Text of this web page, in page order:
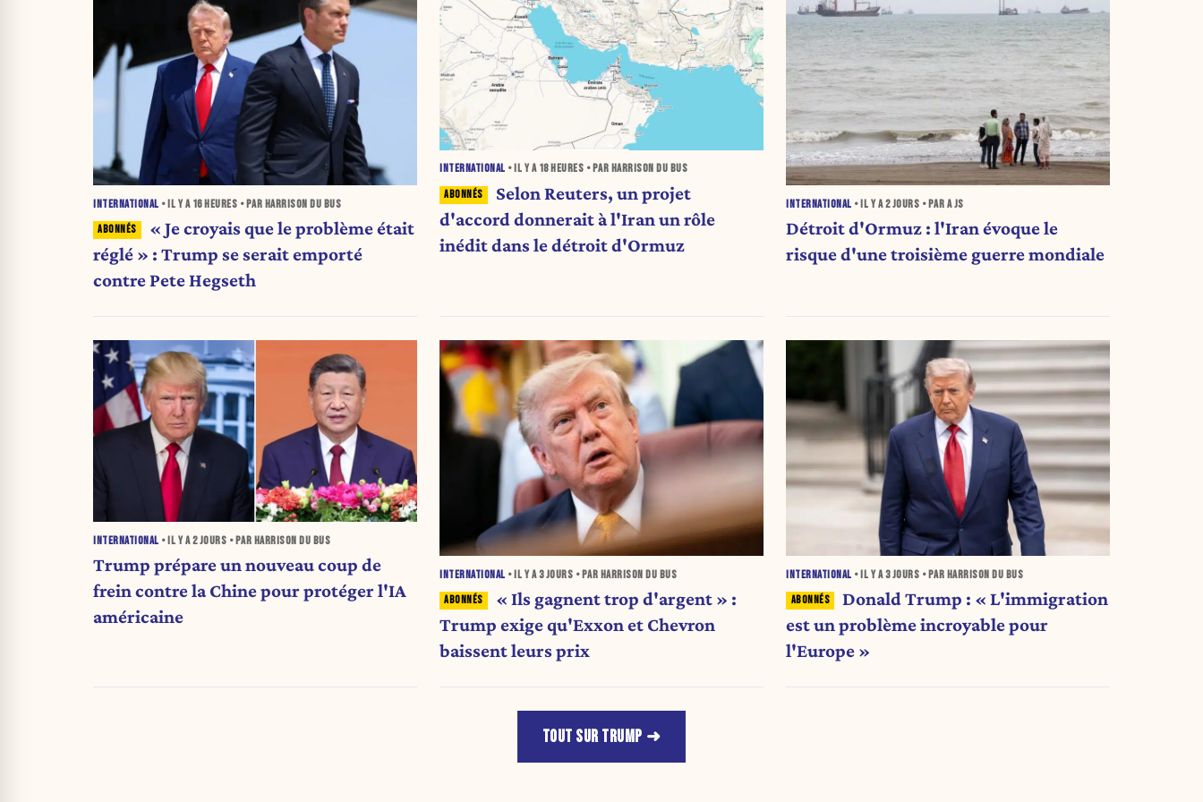
INTERNATIONAL • IL Y A 16 HEURES • PAR HARRISON DU BUS
« Je croyais que le problème était
réglé » : Trump se serait emporté
contre Pete Hegseth
INTERNATIONAL • IL Y A 18 HEURES • PAR HARRISON DU BUS
Selon Reuters, un projet
d'accord donnerait à l'Iran un rôle
inédit dans le détroit d'Ormuz
INTERNATIONAL • IL Y A2 JOURS • PAR A JS
Détroit d'Ormuz : l'Iran évoque le
risque d'une troisième guerre mondiale
INTERNATIONAL • IL Y A2 JOURS • PAR HARRISON DU BUS
Trump prépare un nouveau coup de
frein contre la Chine pour protéger l'IA
américaine
INTERNATIONAL • IL Y A3 JOURS • PAR HARRISON DU BUS
« Ils gagnent trop d'argent » :
Trump exige qu'Exxon et Chevron
baissent leurs prix
INTERNATIONAL • IL Y A3 JOURS • PAR HARRISON DU BUS
Donald Trump : « L'immigration
est un problème incroyable pour
l'Europe »
TOUT SUR TRUMP